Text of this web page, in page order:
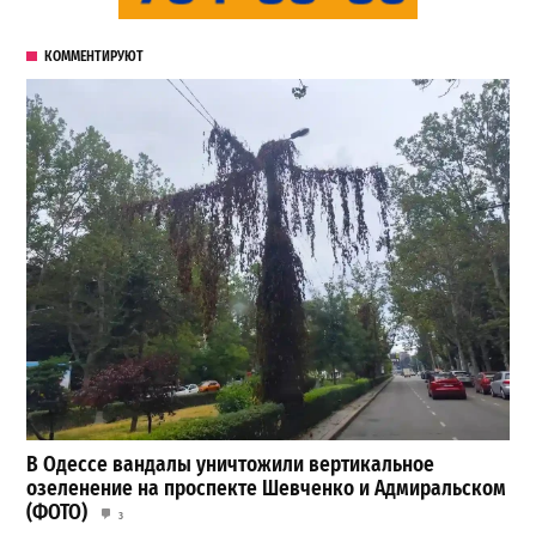
КОММЕНТИРУЮТ
В Одессе вандалы уничтожили вертикальное
озеленение на проспекте Шевченко и Адмиральском
(ФОТО)
3